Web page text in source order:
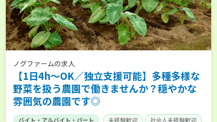
ノグファームの求人
【1日4h～OK／独立支援可能】多種多様な
野菜を扱う農園で働きませんか？穏やかな
雰囲気の農園です◎
バイト・アルバイト・パート 未経験歓迎
社会人未経験歓迎